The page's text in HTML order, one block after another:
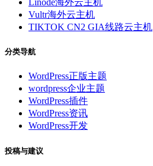
Linode海外云主机
Vultr海外云主机
TIKTOK CN2 GIA线路云主机
分类导航
WordPress正版主题
wordpress企业主题
WordPress插件
WordPress资讯
WordPress开发
投稿与建议